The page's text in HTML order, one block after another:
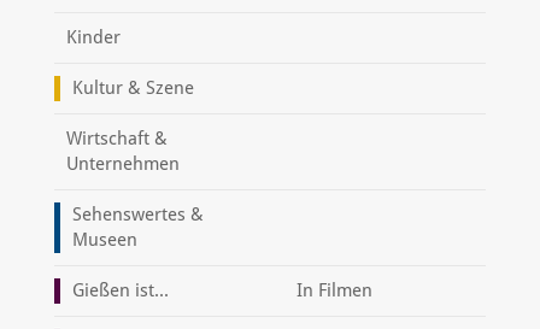
Kinder
Kultur & Szene
Wirtschaft &
Unternehmen
Sehenswertes &
Museen
Gießen ist... In Filmen